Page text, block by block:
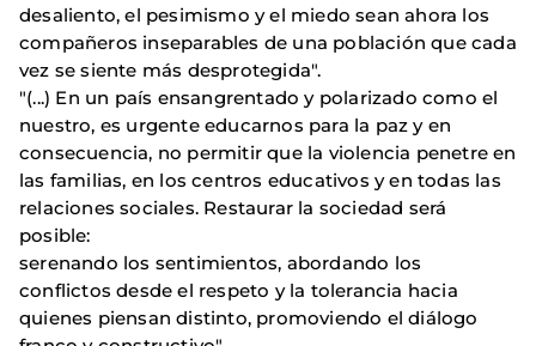
desaliento, el pesimismo y el miedo sean ahora los
compañeros inseparables de una población que cada
vez se siente más desprotegida".
"(...) En un país ensangrentado y polarizado como el
nuestro, es urgente educarnos para la paz y en
consecuencia, no permitir que la violencia penetre en
las familias, en los centros educativos y en todas las
relaciones sociales. Restaurar la sociedad será
posible:
serenando los sentimientos, abordando los
conflictos desde el respeto y la tolerancia hacia
quienes piensan distinto, promoviendo el diálogo